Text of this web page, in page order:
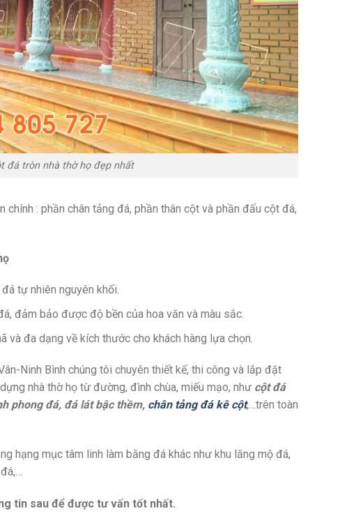
đá tròn nhà thờ họ đẹp nhất
chính : phần chân tảng đá, phần thân cột và phần đấu cột đá,
tự nhiên nguyên khối.
đảm bảo được độ bền của hoa văn và màu sắc.
và đa dạng về kích thước cho khách hàng lựa chọn.
Ninh Bình chúng tôi chuyên thiết kế, thi công và lắp đặt
nhà thờ họ từ đường, đình chùa, miếu mạo, như cột đá
phong đá, đá lát bậc thềm, chân tảng đá kê cột,…trên toàn
hạng mục tâm linh làm bằng đá khác như khu lăng mộ đá,
tin sau để được tư vấn tốt nhất.